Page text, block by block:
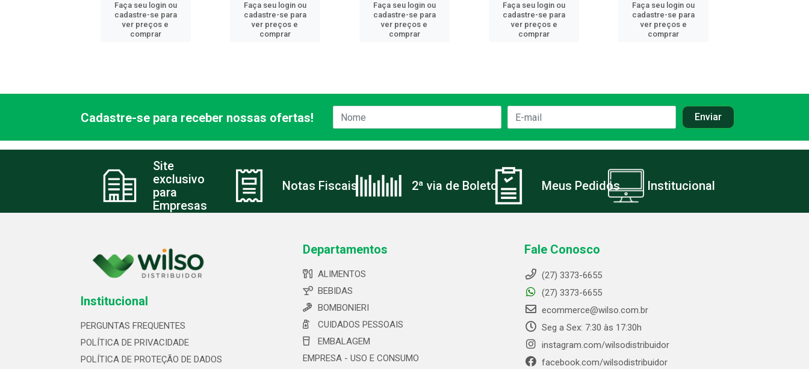
Faça seu login ou
cadastre-se para
ver preços e
comprar
Faça seu login ou
cadastre-se para
ver preços e
comprar
Faça seu login ou
cadastre-se para
ver preços e
comprar
Faça seu login ou
cadastre-se para
ver preços e
comprar
Faça seu login ou
cadastre-se para
ver preços e
comprar
Cadastre-se para receber nossas ofertas!
Site
exclusivo
para
Empresas
Notas Fiscais 2ª via de Boleto Meus Pedidos Institucional
Institucional
PERGUNTAS FREQUENTES
POLÍTICA DE PRIVACIDADE
POLÍTICA DE PROTEÇÃO DE DADOS
Departamentos
ALIMENTOS
BEBIDAS
BOMBONIERI
CUIDADOS PESSOAIS
EMBALAGEM
EMPRESA - USO E CONSUMO
Fale Conosco
(27) 3373-6655
(27) 3373-6655
ecommerce@wilso.com.br
Seg a Sex: 7:30 às 17:30h
instagram.com/wilsodistribuidor
facebook.com/wilsodistribuidor